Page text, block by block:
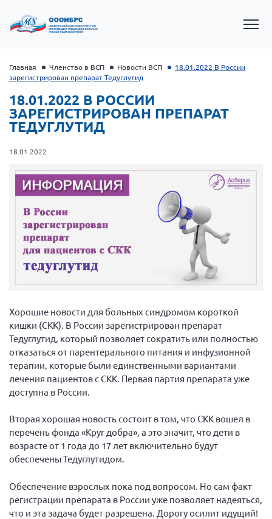
Первый вице-президент Кичигина Н. Ф.
Генеральный директор Матвиевская О.В.
Вице-президент Зрячева Н.В.
Вице-президент Шишлянников Ф.В.
Отдел международных отношений
Вице-президент Черненко Д.Е.
Вице-президент Валюх М.В.
Вице-президент Чернова А.В.
Вице-президент Цикорин И.В.
Вице-президент Груба Л.В.
Главный бухгалтер Жаворонкова Г.М.
Конференция ОООИБРС 2026
Экспертный совет ОООИБРС 2025
Конференция ОООИБРС 2024
Главная Членство в ВСП Новости ВСП
18.01.2022 В России
зарегистрирован препарат Тедуглутид
18.01.2022 В РОССИИ
ЗАРЕГИСТРИРОВАН ПРЕПАРАТ
ТЕДУГЛУТИД
18.01.2022
Хорошие новости для больных синдромом короткой
кишки (СКК). В России зарегистрирован препарат
Тедуглутид, который позволяет сократить или полностью
отказаться от парентерального питания и инфузионной
терапии, которые были единственными вариантами
лечения пациентов с СКК. Первая партия препарата уже
доступна в России.
Вторая хорошая новость состоит в том, что СКК вошел в
перечень фонда «Круг добра», а это значит, что дети в
возрасте от 1 года до 17 лет включительно будут
обеспечены Тедуглутидом.
Обеспечение взрослых пока под вопросом. Но сам факт
регистрации препарата в России уже позволяет надеяться,
что и эта задача будет разрешена. Дорогу осилит идущий!